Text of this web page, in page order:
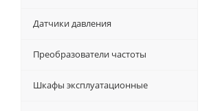
Датчики давления
Преобразователи частоты
Шкафы эксплуатационные